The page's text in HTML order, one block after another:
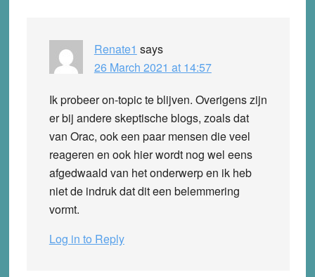
Renate1 says
26 March 2021 at 14:57
Ik probeer on-topic te blijven. Overigens zijn
er bij andere skeptische blogs, zoals dat
van Orac, ook een paar mensen die veel
reageren en ook hier wordt nog wel eens
afgedwaald van het onderwerp en ik heb
niet de indruk dat dit een belemmering
vormt.
Log in to Reply